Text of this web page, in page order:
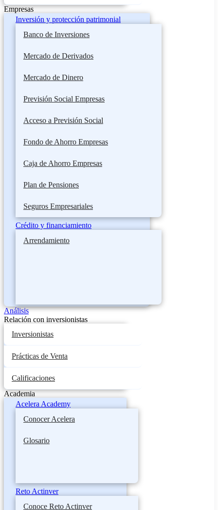
Empresas
Inversión y protección patrimonial
Banco de Inversiones
Mercado de Derivados
Mercado de Dinero
Previsión Social Empresas
Acceso a Previsión Social
Fondo de Ahorro Empresas
Caja de Ahorro Empresas
Plan de Pensiones
Seguros Empresariales
Crédito y financiamiento
Arrendamiento
Análisis
Relación con inversionistas
Inversionistas
Prácticas de Venta
Calificaciones
Academia
Acelera Academy
Conocer Acelera
Glosario
Reto Actinver
Conoce Reto Actinver